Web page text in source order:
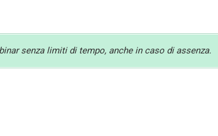
senza limiti di tempo, anche in caso di assenza.